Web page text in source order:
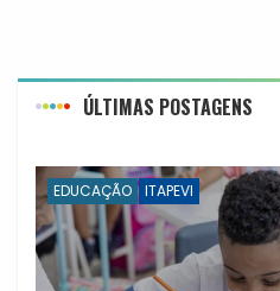
ÚLTIMAS POSTAGENS
EDUCAÇÃO ITAPEVI